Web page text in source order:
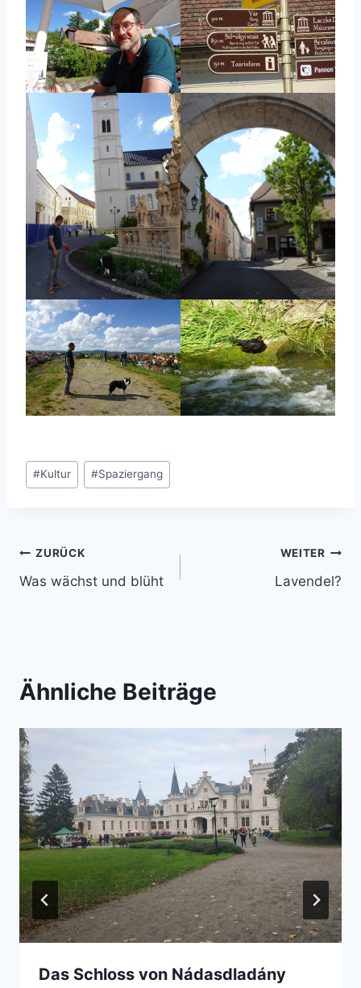
Schlagworte:
#Kultur #Spaziergang
Beitragsnavigation
ZURÜCK
Was wächst und blüht
WEITER
Lavendel?
Ähnliche Beiträge
Das Schloss von Nádasdladány